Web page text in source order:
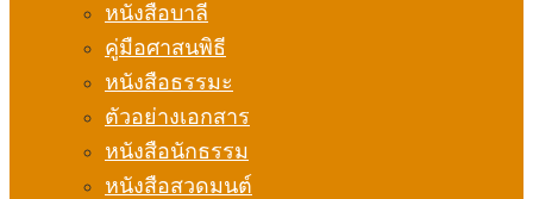
หนังสือบาลี
คู่มือศาสนพิธี
หนังสือธรรมะ
ตัวอย่างเอกสาร
หนังสือนักธรรม
หนังสือสวดมนต์